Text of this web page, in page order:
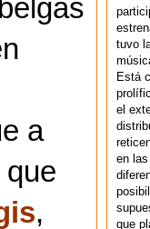
a
,
tuvo
Está
el
en
que